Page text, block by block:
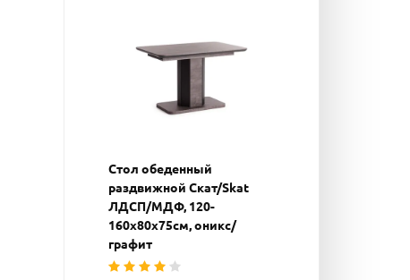
Стол обеденный
раздвижной Скат/Skat
ЛДСП/МДФ, 120-
160х80х75см, оникс/
графит